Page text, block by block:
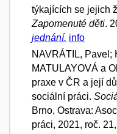
týkajících se jejich
Zapomenuté děti.
jednání. info
NAVRÁTIL, Pavel;
MATULAYOVÁ a
praxe v ČR a její
sociální práci.
Brno, Ostrava:
práci, 2021, roč.